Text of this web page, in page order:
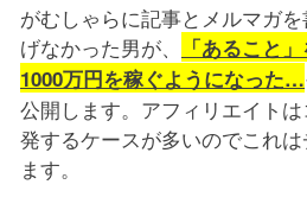
がむしゃらに記事とメルマガ
げなかった男が、
「あること
1000万円を稼ぐようになった…
公開します。アフィリエイト
発するケースが多いのでこれ
ます。